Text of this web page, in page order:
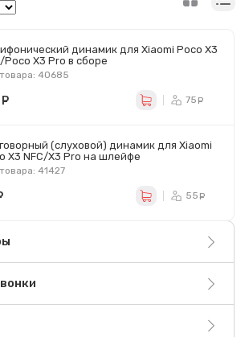
динамик для Xiaomi Poco X3
Poco X3 Pro в сборе
40685
75
(слуховой) динамик для Xiaomi
X3 NFC/X3 Pro на шлейфе
41427
55